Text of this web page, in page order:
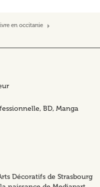
en occitanie
BD, Manga
Décoratifs de Strasbourg